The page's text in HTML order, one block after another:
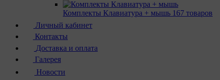
Комплекты Клавиатура + мышь 167 товаров
Личный кабинет
Контакты
Доставка и оплата
Галерея
Новости